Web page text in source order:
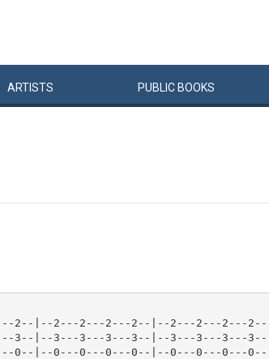
ARTISTS PUBLIC BOOKS
2--|--2---2---2---2--|--2---2---2---2--|
3--|--3---3---3---3--|--3---3---3---3--|
0--|--0---0---0---0--|--0---0---0---0--|